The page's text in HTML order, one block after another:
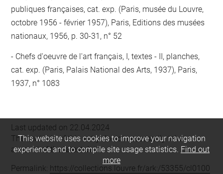
publiques françaises, cat. exp. (Paris, musée du Louvre,
octobre 1956 - février 1957), Paris, Editions des musées
nationaux, 1956, p. 30-31, n° 52
Chefs d'oeuvre de l'art français, I, textes - II, planches,
cat. exp. (Paris, Palais National des Arts, 1937), Paris,
1937, n° 1083
Last updated on 22.04.2024
The contents of this entry do not necessarily take
account of the latest data.
Permalink: https://collections.louvre.fr/ark:/53355/cl0100
This website uses cookies to improve your navigation
experience and to compile site usage statistics. Find out
more